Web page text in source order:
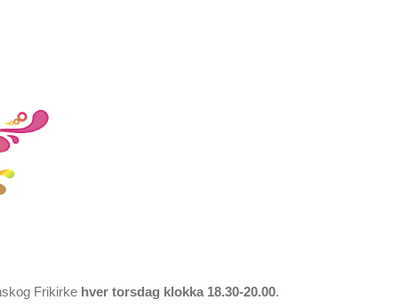
Frikirke hver torsdag klokka 18.30-20.00.